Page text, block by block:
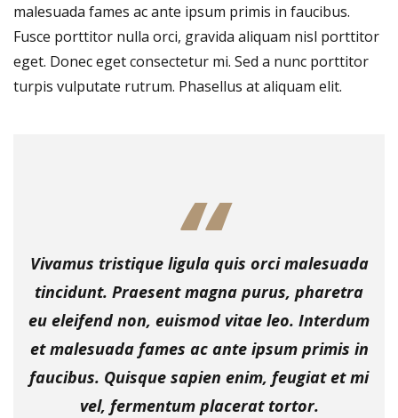
malesuada fames ac ante ipsum primis in faucibus.
Fusce porttitor nulla orci, gravida aliquam nisl porttitor
eget. Donec eget consectetur mi. Sed a nunc porttitor
turpis vulputate rutrum. Phasellus at aliquam elit.
Vivamus tristique ligula quis orci malesuada
tincidunt. Praesent magna purus, pharetra
eu eleifend non, euismod vitae leo. Interdum
et malesuada fames ac ante ipsum primis in
faucibus. Quisque sapien enim, feugiat et mi
vel, fermentum placerat tortor.